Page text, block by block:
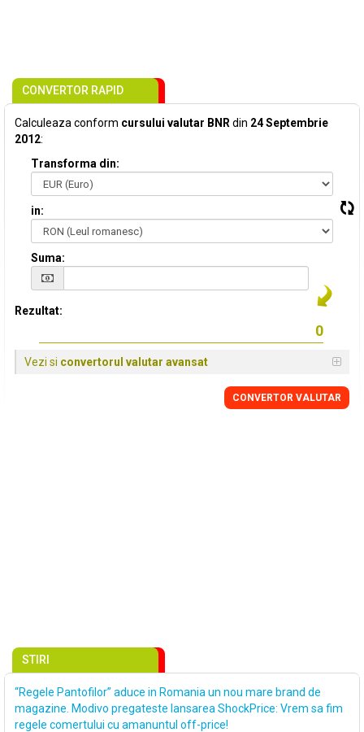
CONVERTOR RAPID
Calculeaza conform cursului valutar BNR din 24 Septembrie
2012:
Transforma din:
in:
Suma:
Rezultat:
Vezi si convertorul valutar avansat
CONVERTOR VALUTAR
STIRI
“Regele Pantofilor” aduce in Romania un nou mare brand de
magazine. Modivo pregateste lansarea ShockPrice: Vrem sa fim
regele comertului cu amanuntul off-price!